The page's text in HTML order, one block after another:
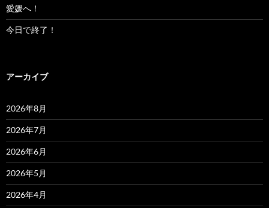
愛媛へ！
今日で終了！
アーカイブ
2026年8月
2026年7月
2026年6月
2026年5月
2026年4月